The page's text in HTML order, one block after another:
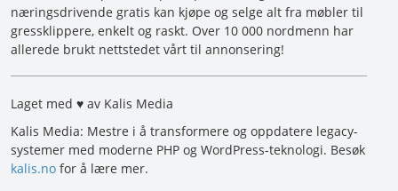
næringsdrivende gratis kan kjøpe og selge alt fra møbler til
gressklippere, enkelt og raskt. Over 10 000 nordmenn har
allerede brukt nettstedet vårt til annonsering!
Laget med ♥ av Kalis Media
Kalis Media: Mestre i å transformere og oppdatere legacy-
systemer med moderne PHP og WordPress-teknologi. Besøk
kalis.no for å lære mer.